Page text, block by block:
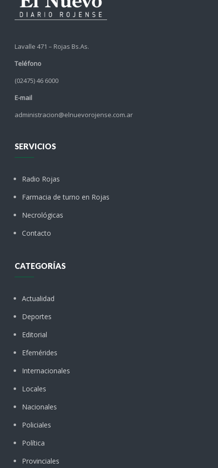
Lavalle 471 – Rojas Bs.As.
Teléfono
(02475) 46 6000
E-mail
administracion@elnuevorojense.com.ar
SERVICIOS
Radio Rojas
Farmacia de turno en Rojas
Necrológicas
Contacto
CATEGORÍAS
Actualidad
Deportes
Editorial
Efemérides
Internacionales
Locales
Nacionales
Policiales
Política
Provinciales